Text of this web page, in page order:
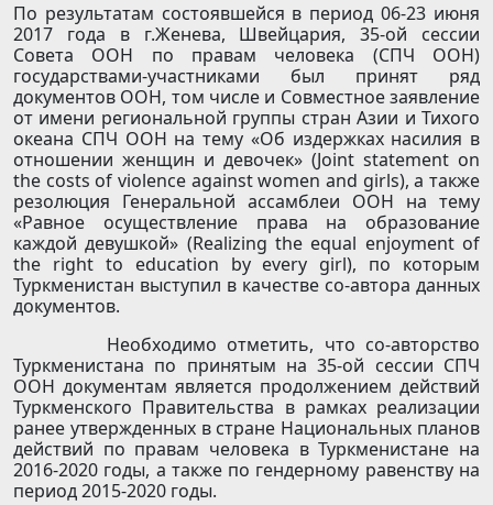
По результатам состоявшейся в период 06-23 июня
2017 года в г.Женева, Швейцария, 35-ой сессии
Совета ООН по правам человека (СПЧ ООН)
государствами-участниками был принят ряд
документов ООН, том числе и Совместное заявление
от имени региональной группы стран Азии и Тихого
океана СПЧ ООН на тему «Об издержках насилия в
отношении женщин и девочек» (Joint statement on
the costs of violence against women and girls), а также
резолюция Генеральной ассамблеи ООН на тему
«Равное осуществление права на образование
каждой девушкой» (Realizing the equal enjoyment of
the right to education by every girl), по которым
Туркменистан выступил в качестве со-автора данных
документов.
Необходимо отметить, что со-авторство
Туркменистана по принятым на 35-ой сессии СПЧ
ООН документам является продолжением действий
Туркменского Правительства в рамках реализации
ранее утвержденных в стране Национальных планов
действий по правам человека в Туркменистане на
2016-2020 годы, а также по гендерному равенству на
период 2015-2020 годы.